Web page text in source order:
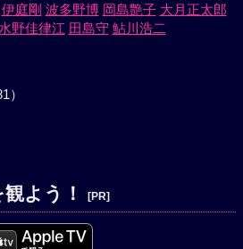
伊庭剛 波多野博 岡島艶子 大月正太郎
水野佳律江 田島守 鮎川浩二
）
よう！ [PR]